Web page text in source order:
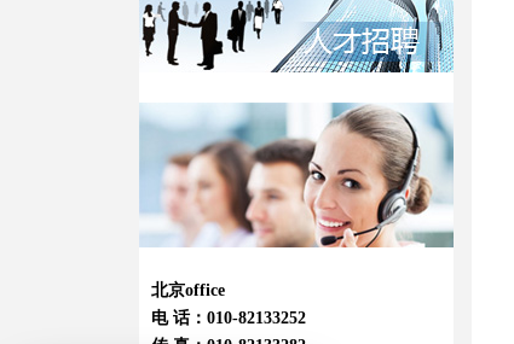
北京office
电 话：010-82133252